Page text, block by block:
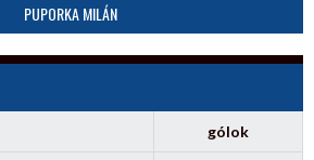
PUPORKA MILÁN
gólok